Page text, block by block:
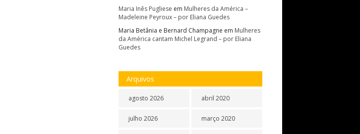
Maria Inês Pugliese em Mulheres da América –
Madeleine Peyroux – por Eliana Guedes
Maria Betânia e Bernard Champagne em Mulheres
da América cantam Michel Legrand – por Eliana
Guedes
Arquivos
agosto 2026
julho 2026
abril 2020
março 2020